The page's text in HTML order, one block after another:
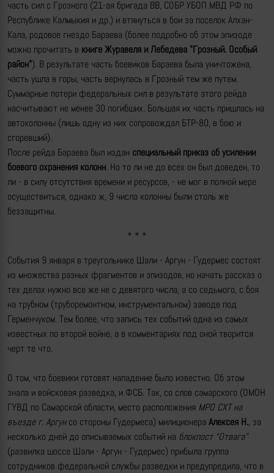
часть сил с Грозного (21-ая бригада ВВ, СОБР УБОП МВД РФ по
Республике Калмыкия и др.) и втянуться в бои за поселок Алхан-
Кала, родовое гнездо Бараева (более подробно об этом эпизоде
можно прочитать в книге Журавеля и Лебедева "Грозный. Особый
район"). В результате часть боевиков Бараева была уничтожена,
часть ушла в горы, часть вернулась в Грозный тем же путем.
Суммарные потери федеральных сил в результате этого рейда
насчитывают не менее 30 погибших. Большая их часть пришлась на
автоколонны (лишь одну из них сопровождал БТР-80, в бою и
сгоревший).
После рейда Бараева был издан специальный приказ об усилении
боевого охранения колонн. Но то ли не до всех он был доведен, то
ли - в силу отсутствия времени и ресурсов, - не мог в полной мере
осуществиться, однако ж, 9 числа колонны были столь же
беззащитны.
* * *
События 9 января в треугольнике Шали - Аргун - Гудермес состоят
из множества разных фрагментов и эпизодов, но начать рассказ о
тех делах нужно все же не с девятого числа, а со седьмого, с боя
на трубном (труборемонтном, инструментальном) заводе под
Герменчуком. Тем более, что запись тех событий одна из самых
известных по второй войне, а в комментариях под оной творится
черт те что.
О том, что боевики готовят нападение было известно. Об этом
знала и войсковая разведка, и ФСБ. Так, со слов самарского (ОМОН
ГУВД по Самарской области, место расположения МРО СХТ на
въезде г. Аргунсо стороны Гудермеса) милиционера Алексея Н., за
несколько дней до описываемых событий на блокпост “Отвага”
(развилка шоссе Шали - Аргун - Гудермес) прибыла группа
сотрудников федеральной службы разведки и предупредила, что в